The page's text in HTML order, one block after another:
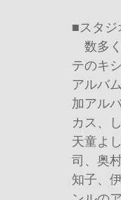
■スタ
数多
テのキ
アルバ
加アル
カス、
天童よ
司、奥
知子、